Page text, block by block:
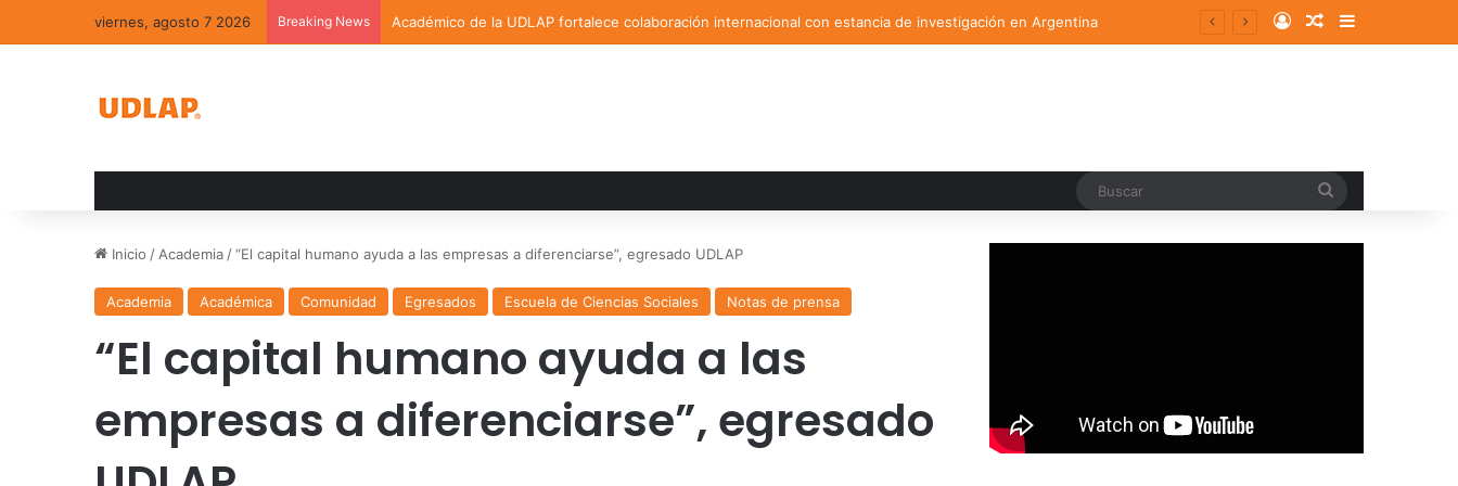
viernes, agosto 7 2026 Breaking News Académico de la UDLAP fortalece colaboración internacional con estancia de investigación en Argentina Log InRandom Article
Sidebar
Inicio / Academia /“El capital humano ayuda a las empresas a diferenciarse”, egresado UDLAP
Academia Académica Comunidad Egresados Escuela de Ciencias Sociales Notas de prensa
“El capital humano ayuda a las
empresas a diferenciarse”, egresado